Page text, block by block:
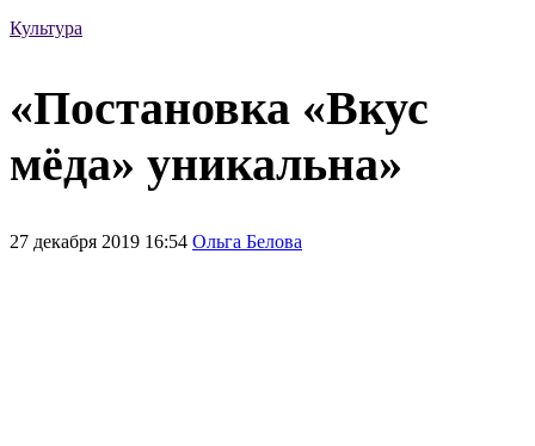
Культура
«Постановка «Вкус
мёда» уникальна»
27 декабря 2019 16:54 Ольга Белова